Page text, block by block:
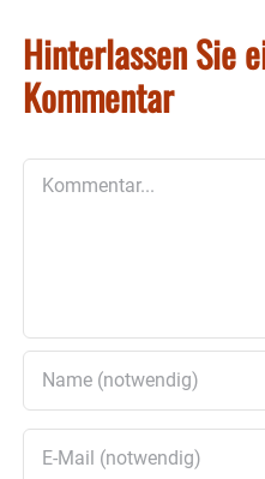
Hinterlassen Sie
Kommentar